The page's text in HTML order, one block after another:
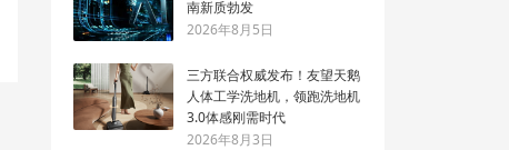
南新质勃发
2026年8月5日
三方联合权威发布！友望天鹅
人体工学洗地机，领跑洗地机
3.0体感刚需时代
2026年8月3日